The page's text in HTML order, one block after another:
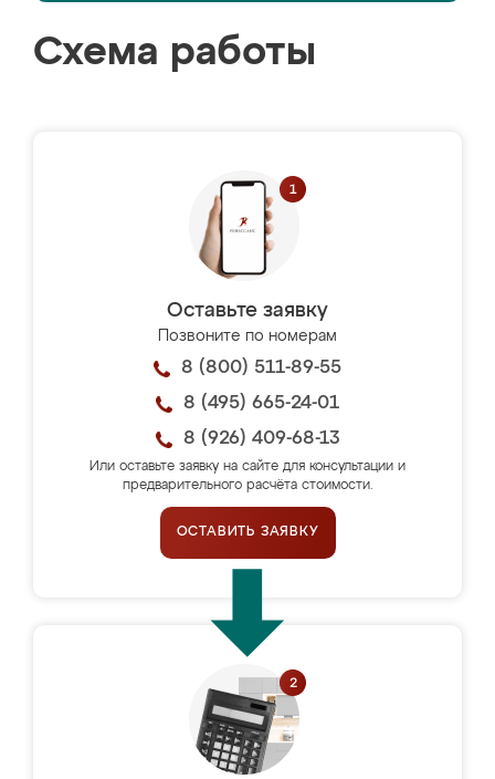
Схема работы
Оставьте заявку
Позвоните по номерам
8 (800) 511-89-55
8 (495) 665-24-01
8 (926) 409-68-13
Или оставьте заявку на сайте для консультации и
предварительного расчёта стоимости.
ОСТАВИТЬ ЗАЯВКУ